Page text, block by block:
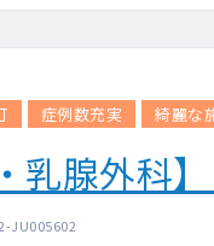
症例数充実 綺麗な
乳腺外科
JU005602